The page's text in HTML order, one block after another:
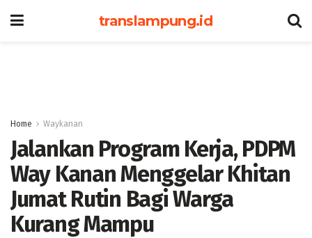
translampung.id
Home Waykanan
Jalankan Program Kerja, PDPM
Way Kanan Menggelar Khitan
Jumat Rutin Bagi Warga
Kurang Mampu